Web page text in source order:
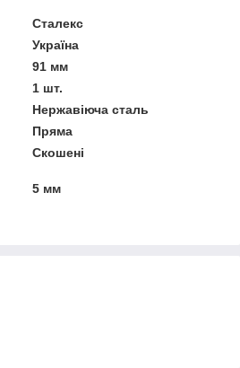
Сталекс
Україна
91 мм
1 шт.
Нержавіюча сталь
Пряма
Скошені
5 мм